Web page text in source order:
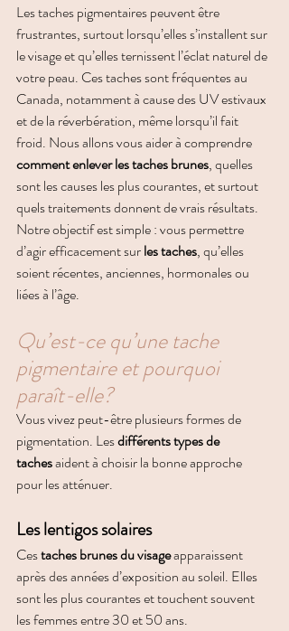
Les taches pigmentaires peuvent être
frustrantes, surtout lorsqu’elles s’installent sur
le visage et qu’elles ternissent l’éclat naturel de
votre peau. Ces taches sont fréquentes au
Canada, notamment à cause des UV estivaux
et de la réverbération, même lorsqu’il fait
froid. Nous allons vous aider à comprendre
comment enlever les taches brunes, quelles
sont les causes les plus courantes, et surtout
quels traitements donnent de vrais résultats.
Notre objectif est simple : vous permettre
d’agir efficacement sur les taches, qu’elles
soient récentes, anciennes, hormonales ou
liées à l’âge.
Qu’est-ce qu’une tache
pigmentaire et pourquoi
paraît-elle?
Vous vivez peut-être plusieurs formes de
pigmentation. Les différents types de
taches aident à choisir la bonne approche
pour les atténuer.
Les lentigos solaires
Ces taches brunes du visage apparaissent
après des années d’exposition au soleil. Elles
sont les plus courantes et touchent souvent
les femmes entre 30 et 50 ans.